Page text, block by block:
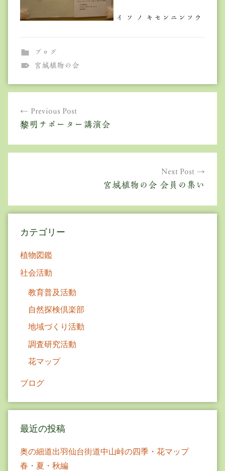
イ ソ ノ キセンニンソウ
ブログ
宮城植物の会
ビ
シ
Previous Post
黎明サポーター講演会
Next Post
宮城植物の会 会員の集い
カテゴリー
植物図鑑
社会活動
教育普及活動
自然探検倶楽部
地域づくり活動
調査研究活動
花マップ
ブログ
最近の投稿
奥の細道出羽仙台街道中山峠の四季・花マップ
春・夏・秋編